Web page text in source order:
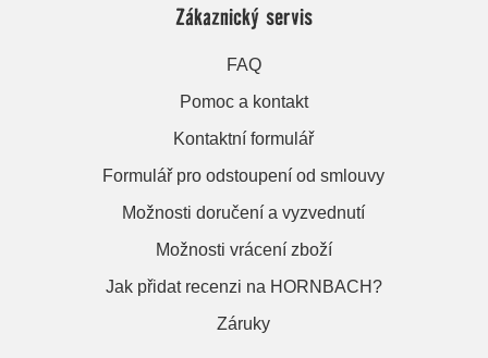
Zákaznický servis
FAQ
Pomoc a kontakt
Kontaktní formulář
Formulář pro odstoupení od smlouvy
Možnosti doručení a vyzvednutí
Možnosti vrácení zboží
Jak přidat recenzi na HORNBACH?
Záruky